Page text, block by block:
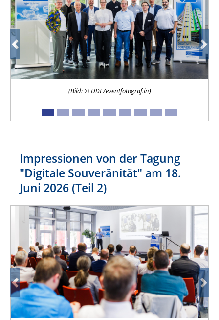
(Bild: © UDE/eventfotograf.in)
Previous
Impressionen von der Tagung
"Digitale Souveränität" am 18.
Juni 2026 (Teil 2)
Previous